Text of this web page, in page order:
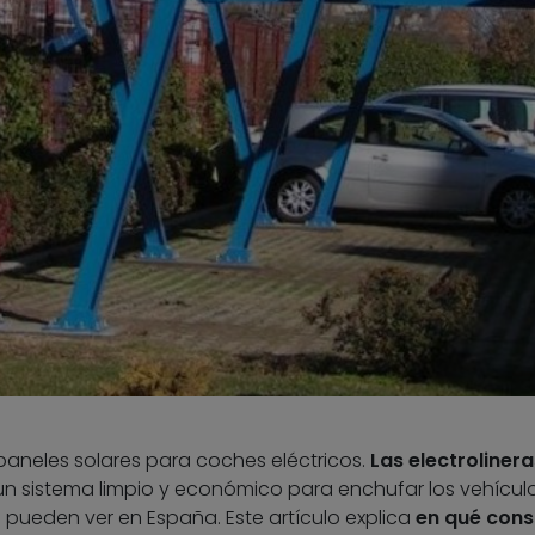
solares para coches eléctricos. Las
sistema limpio y económico para enchufar los
ver en España. Este artículo explica en qué